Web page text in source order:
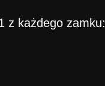
z każdego